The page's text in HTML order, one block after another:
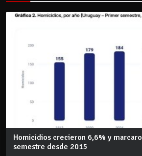
Homicidios crecieron 6,6% y
semestre desde 2015